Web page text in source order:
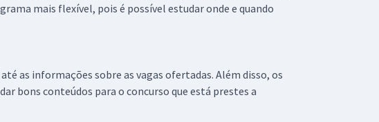
mais flexível, pois é possível estudar onde e quando
as informações sobre as vagas ofertadas. Além disso, os
bons conteúdos para o concurso que está prestes a